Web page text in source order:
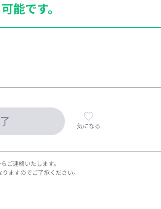
可能です。
気になる
ご連絡いたします。
ますのでご了承ください。